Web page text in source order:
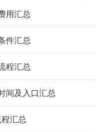
用汇总
件汇总
程汇总
间及入口汇总
汇总